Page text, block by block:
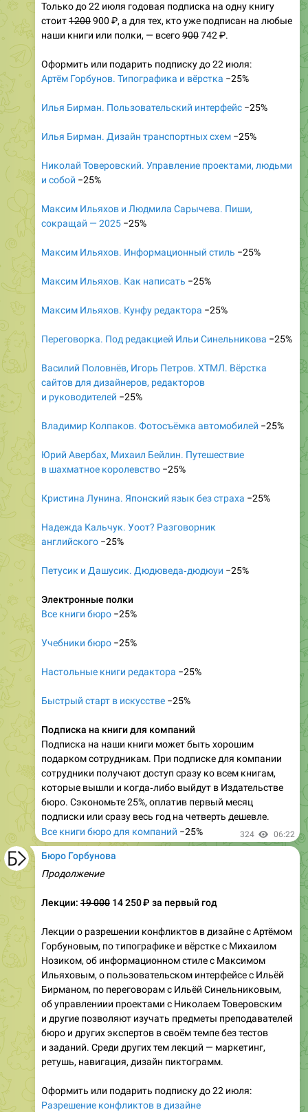
Только до 22 июля годовая подписка на одну книгу
стоит1200900 ₽, а для тех, кто уже подписан на любые
наши книги или полки, — всего900742 ₽.
Оформить или подарить подписку до 22 июля:
Артём Горбунов. Типографика и вёрстка −25%
Илья Бирман. Пользовательский интерфейс −25%
Илья Бирман. Дизайн транспортных схем −25%
Николай Товеровский. Управление проектами, людьми
и собой −25%
Максим Ильяхов и Людмила Сарычева. Пиши,
сокращай — 2025 −25%
Максим Ильяхов. Информационный стиль −25%
Максим Ильяхов. Как написать −25%
Максим Ильяхов. Кунфу редактора −25%
Переговорка. Под редакцией Ильи Синельникова −25%
Василий Половнёв, Игорь Петров. ХТМЛ. Вёрстка
сайтов для дизайнеров, редакторов
и руководителей −25%
Владимир Колпаков. Фотосъёмка автомобилей −25%
Юрий Авербах, Михаил Бейлин. Путешествие
в шахматное королевство −25%
Кристина Лунина. Японский язык без страха −25%
Надежда Кальчук. Уоот? Разговорник
английского −25%
Петусик и Дашусик. Дюдюведа‑дюдюуи −25%
Электронные полки
Все книги бюро −25%
Учебники бюро −25%
Настольные книги редактора −25%
Быстрый старт в искусстве −25%
Подписка на книги для компаний
Подписка на наши книги может быть хорошим
подарком сотрудникам. При подписке для компании
сотрудники получают доступ сразу ко всем книгам,
которые вышли и когда‑либо выйдут в Издательстве
бюро. Сэкономьте 25%, оплатив первый месяц
подписки или сразу весь год на четверть дешевле.
Все книги бюро для компаний −25% 324 06:22
Бюро Горбунова
Продолжение
Лекции: 19 000 14 250 ₽ за первый год
Лекции о разрешении конфликтов в дизайне с Артёмом
Горбуновым, по типографике и вёрстке с Михаилом
Нозиком, об информационном стиле с Максимом
Ильяховым, о пользовательском интерфейсе с Ильёй
Бирманом, по переговорам с Ильёй Синельниковым,
об управлениии проектами с Николаем Товеровским
и другие позволяют изучать предметы преподавателей
бюро и других экспертов в своём темпе без тестов
и заданий. Среди других тем лекций — маркетинг,
ретушь, навигация, дизайн пиктограмм.
Оформить или подарить подписку до 22 июля:
Разрешение конфликтов в дизайне